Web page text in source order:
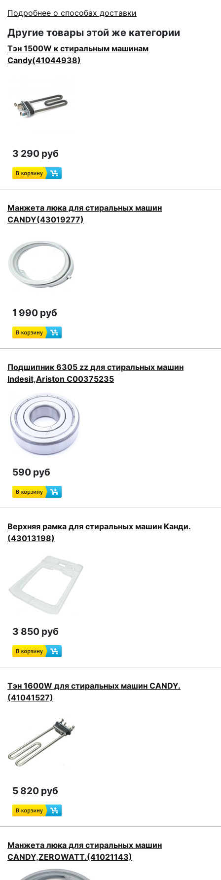
Подробнее о способах доставки
Другие товары этой же категории
Тэн 1500W к стиральным машинам
Candy(41044938)
3 290 руб
Манжета люка для стиральных машин
CANDY(43019277)
1 990 руб
Подшипник 6305 zz для стиральных машин
Indesit,Ariston C00375235
590 руб
Верхняя рамка для стиральных машин Канди.
(43013198)
3 850 руб
Тэн 1600W для стиральных машин CANDY.
(41041527)
5 820 руб
Манжета люка для стиральных машин
CANDY,ZEROWATT.(41021143)